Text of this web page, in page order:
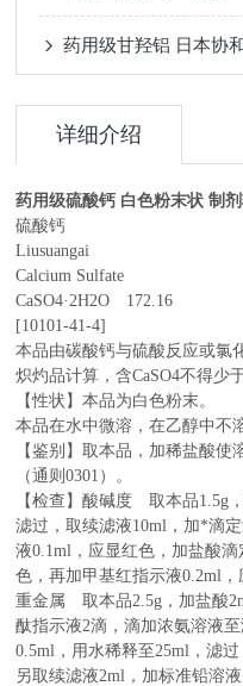
药用级甘羟铝 日本协
详细介绍
药用级硫酸钙 白色粉末状 制
硫酸钙
Liusuangai
Calcium Sulfate
CaSO4·2H2O 172.16
[10101-41-4]
本品由碳酸钙与硫酸反应或氯
炽灼品计算，含CaSO4不得少
【性状】本品为白色粉末。
本品在水中微溶，在乙醇中不
【鉴别】取本品，加稀盐酸
（通则0301 ）。
【检查】酸碱度 取本品1.5g
滤过，取续滤液10ml ，加*滴
液0.1ml ，应显红色，加盐酸
色，再加甲基红指示液0.2ml
重金属 取本品2.5g ，加盐酸
酞指示液2滴，滴加浓氨溶液
0.5ml ，用水稀释至25ml ，滤
另取续滤液2ml ，加标准铅溶液